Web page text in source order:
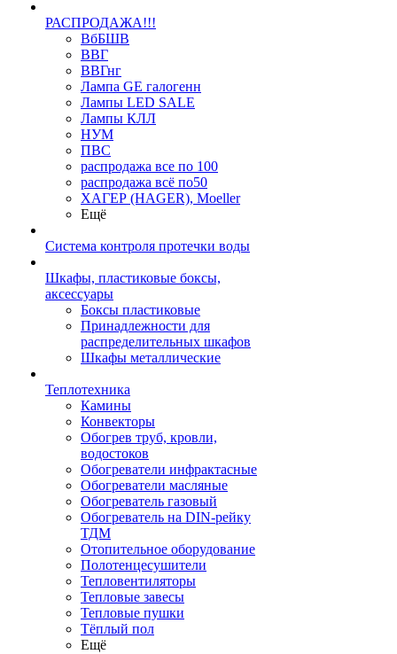
РАСПРОДАЖА!!!
ВбБШВ
ВВГ
ВВГнг
Лампа GE галогенн
Лампы LED SALE
Лампы КЛЛ
НУМ
ПВС
распродажа все по 100
распродажа всё по50
ХАГЕР (HAGER), Moeller
Ещё
Система контроля протечки воды
Шкафы, пластиковые боксы,
аксессуары
Боксы пластиковые
Принадлежности для
распределительных шкафов
Шкафы металлические
Теплотехника
Камины
Конвекторы
Обогрев труб, кровли,
водостоков
Обогреватели инфрактасные
Обогреватели масляные
Обогреватель газовый
Обогреватель на DIN-рейку
ТДМ
Отопительное оборудование
Полотенцесушители
Тепловентиляторы
Тепловые завесы
Тепловые пушки
Тёплый пол
Ещё